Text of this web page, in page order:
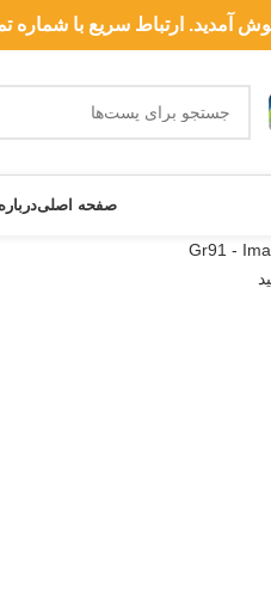
ارتباط سریع با شماره تماس
صفحه اصلی